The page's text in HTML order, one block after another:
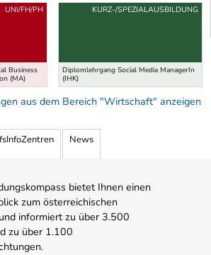
Business
(MA)
UNI/FH/PH
Diplomlehrgang Social Media ManagerIn
(IHK)
KURZ-/SPEZIALAUSBILDUNG
aus dem Bereich "Wirtschaft" anzeigen
News
bietet Ihnen einen
zum österreichischen
informiert zu über 3.500
zu über 1.100